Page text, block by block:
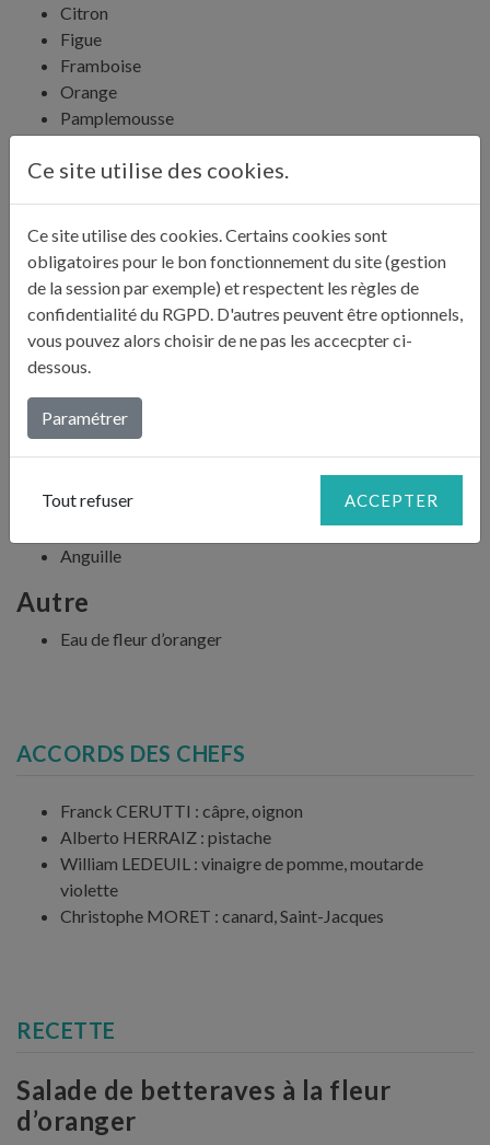
Citron
Figue
Framboise
Orange
Pamplemousse
Pomme verte
Noix
Fromages et produits laitiers
Fromage bleu
Fromage de chèvre frais et mi-sec
Viandes
Foie gras
Anguille
Autre
Eau de fleur d’oranger
ACCORDS DES CHEFS
Franck CERUTTI : câpre, oignon
Alberto HERRAIZ : pistache
William LEDEUIL : vinaigre de pomme, moutarde
violette
Christophe MORET : canard, Saint-Jacques
RECETTE
Salade de betteraves à la fleur
d’oranger
Ce site utilise des cookies.
Ce site utilise des cookies. Certains cookies sont
obligatoires pour le bon fonctionnement du site (gestion
de la session par exemple) et respectent les règles de
confidentialité du RGPD. D'autres peuvent être optionnels,
vous pouvez alors choisir de ne pas les accecpter ci-
dessous.
Paramétrer
Tout refuser ACCEPTER